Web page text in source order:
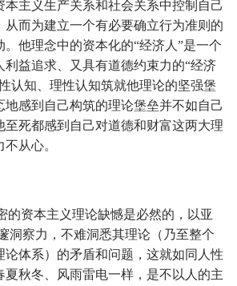
本主义生产关系和社会关系中控制自己
从而为建立一个有必要确立行为准则的
他理念中的资本化的“经济人”是一个
利益追求、又具有道德约束力的“经济
认知、理性认知筑就他理论的坚强堡
地感到自己构筑的理论堡垒并不如自己
至死都感到自己对道德和财富这两大理
从心。
的资本主义理论缺憾是必然的，以亚
洞察力，不难洞悉其理论（乃至整个
论体系）的矛盾和问题，这就如同人性
夏秋冬、风雨雷电一样，是不以人的主